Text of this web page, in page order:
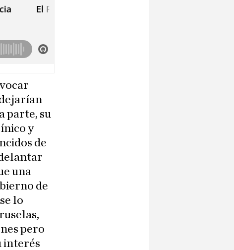
parte, su
y
de
una
de
lo
pero
interés